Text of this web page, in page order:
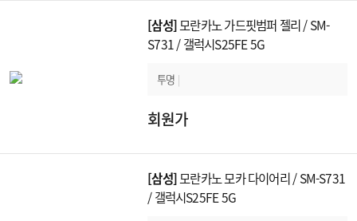
[삼성]모란카노 가드핏범퍼 젤리 / SM-
S731 / 갤럭시S25FE 5G
투명 |
회원가
[삼성]모란카노 모카 다이어리 / SM-S731
/ 갤럭시S25FE 5G